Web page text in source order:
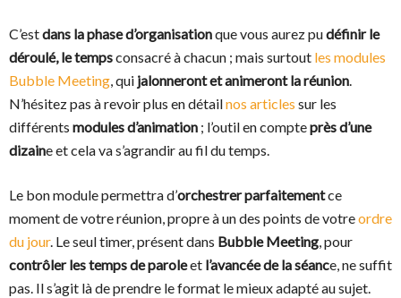
C’estdans la phase d’organisationque vous aurez pudéfinir le
déroulé, le tempsconsacré à chacun ; mais surtout les modules
Bubble Meeting, qui jalonneront et animeront la réunion.
N’hésitez pas à revoir plus en détailnos articles sur les
différents modules d’animation ; l’outil en compteprès d’une
dizaine et cela va s’agrandir au fil du temps.
Le bon module permettra d’orchestrer parfaitementce
moment de votre réunion, propre à un des points de votreordre
du jour. Le seul timer, présent dans Bubble Meeting, pour
contrôler les temps de paroleet l’avancée de la séance, ne suffit
pas. Il s’agit là de prendre le format le mieux adapté au sujet.